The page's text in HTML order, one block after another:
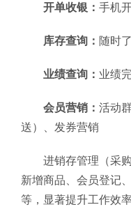
开单收银： 手机
库存查询： 随时
业绩查询： 业绩
会员营销： 活动
送）、发券营销
进销存管理（采
新增商品、会员登记
等，显著提升工作效